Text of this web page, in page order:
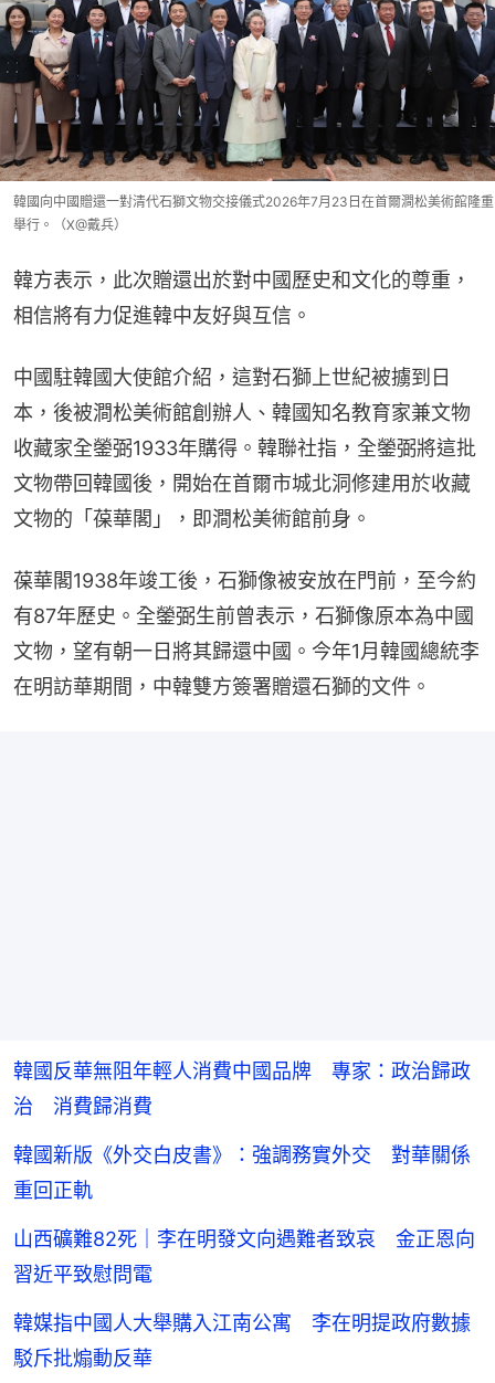
韓國向中國贈還一對清代石獅文物交接儀式2026年7月23日在首爾澗松美術館隆重
舉行。（X@戴兵）
韓方表示，此次贈還出於對中國歷史和文化的尊重，
相信將有力促進韓中友好與互信。
中國駐韓國大使館介紹，這對石獅上世紀被擄到日
本，後被澗松美術館創辦人、韓國知名教育家兼文物
收藏家全鎣弼1933年購得。韓聯社指，全鎣弼將這批
文物帶回韓國後，開始在首爾市城北洞修建用於收藏
文物的「葆華閣」，即澗松美術館前身。
葆華閣1938年竣工後，石獅像被安放在門前，至今約
有87年歷史。全鎣弼生前曾表示，石獅像原本為中國
文物，望有朝一日將其歸還中國。今年1月韓國總統李
在明訪華期間，中韓雙方簽署贈還石獅的文件。
韓國反華無阻年輕人消費中國品牌 專家：政治歸政
治 消費歸消費
韓國新版《外交白皮書》：強調務實外交 對華關係
重回正軌
山西礦難82死｜李在明發文向遇難者致哀 金正恩向
習近平致慰問電
韓媒指中國人大舉購入江南公寓 李在明提政府數據
駁斥批煽動反華